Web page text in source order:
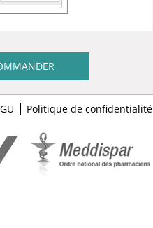
Politique de confidentialité